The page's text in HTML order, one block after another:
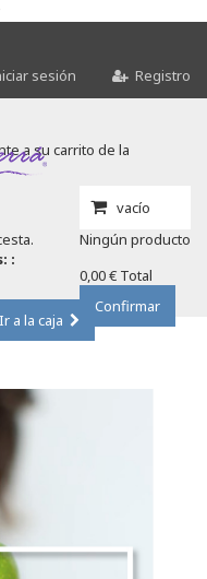
sesión Registro
vacío
Ningún producto
0,00 € Total
Confirmar
a su carrito de la
:
Ir a la caja